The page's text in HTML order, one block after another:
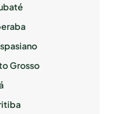
Grosso